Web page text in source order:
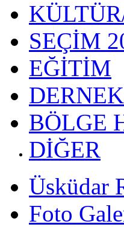
SEÇİM
EĞİTİM
BÖLGE
DİĞER
Üsküdar
Foto